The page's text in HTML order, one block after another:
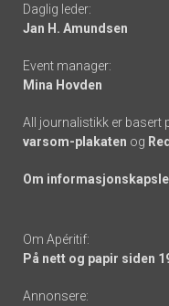
links
Daglig leder:
Jan H. Amundsen
Event manager:
Mina Hovden
All journalistikk er basert
varsom-plakaten og
Om
Om Apéritif:
På nett og papir siden
Annonsere: